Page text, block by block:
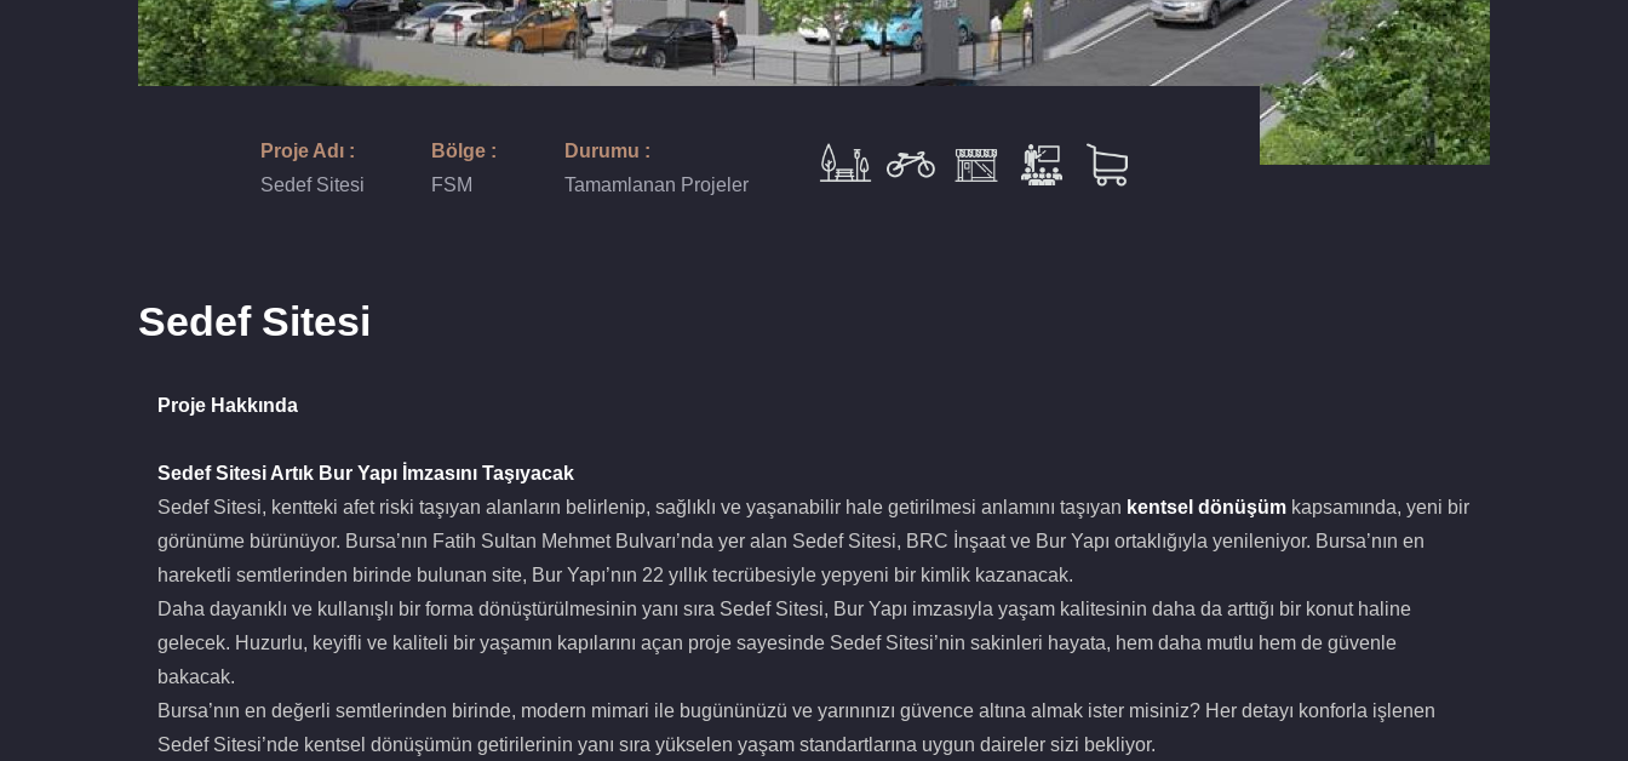
Proje Adı :
Sedef Sitesi
Bölge :
FSM
Durumu :
Tamamlanan Projeler
Sedef Sitesi
Proje Hakkında
Sedef Sitesi Artık Bur Yapı İmzasını Taşıyacak
Sedef Sitesi, kentteki afet riski taşıyan alanların belirlenip, sağlıklı ve yaşanabilir hale getirilmesi anlamını taşıyan kentsel dönüşüm kapsamında, yeni bir
görünüme bürünüyor. Bursa’nın Fatih Sultan Mehmet Bulvarı’nda yer alan Sedef Sitesi, BRC İnşaat ve Bur Yapı ortaklığıyla yenileniyor. Bursa’nın en
hareketli semtlerinden birinde bulunan site, Bur Yapı’nın 22 yıllık tecrübesiyle yepyeni bir kimlik kazanacak.
Daha dayanıklı ve kullanışlı bir forma dönüştürülmesinin yanı sıra Sedef Sitesi, Bur Yapı imzasıyla yaşam kalitesinin daha da arttığı bir konut haline
gelecek. Huzurlu, keyifli ve kaliteli bir yaşamın kapılarını açan proje sayesinde Sedef Sitesi’nin sakinleri hayata, hem daha mutlu hem de güvenle
bakacak.
Bursa’nın en değerli semtlerinden birinde, modern mimari ile bugününüzü ve yarınınızı güvence altına almak ister misiniz? Her detayı konforla işlenen
Sedef Sitesi’nde kentsel dönüşümün getirilerinin yanı sıra yükselen yaşam standartlarına uygun daireler sizi bekliyor.